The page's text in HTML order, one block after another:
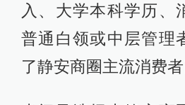
入、大学本科学历、
普通白领或中层管理
了静安商圈主流消费者